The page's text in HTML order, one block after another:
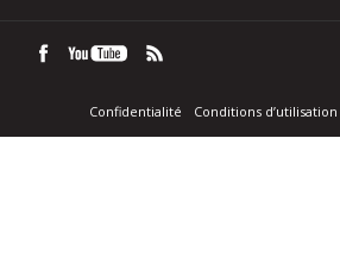
Confidentialité Conditions d’utilisation